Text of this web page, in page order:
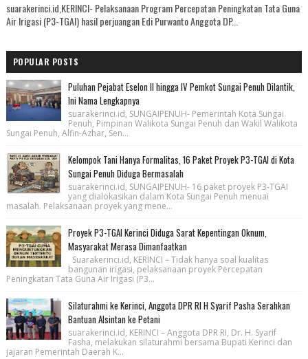
suarakerinci.id,KERINCI- Pelaksanaan Program Percepatan Peningkatan Tata Guna
Air Irigasi (P3-TGAI) hasil perjuangan Edi Purwanto Anggota DP...
POPULAR POSTS
Puluhan Pejabat Eselon II hingga IV Pemkot Sungai Penuh Dilantik,
Ini Nama Lengkapnya
suarakerinci.id, SUNGAIPENUH- Pemerintah Kota Sungai
Penuh, Pimpinan Walikota Sungai Penuh dan Wakil Walikota
Sungai Penuh, Alfin-Azhar, Sen...
Kelompok Tani Hanya Formalitas, 16 Paket Proyek P3-TGAI di Kota
Sungai Penuh Diduga Bermasalah
suarakerinci.id, SUNGAIPENUH- 16 paket proyek P3-TGAI
yang dialokasikan dalam Kota Sungai Penuh menuai
masalah. Pelaksanaan proyek yang mene...
Proyek P3-TGAI Kerinci Diduga Sarat Kepentingan Oknum,
Masyarakat Merasa Dimanfaatkan
Suarakerinci.id, KERINCI – Tidak hanya soal kualitas
bangunan irigasi, pelaksanaan proyek Percepatan
Peningkatan Tata Guna Air Irigasi (P3...
Silaturahmi ke Kerinci, Anggota DPR RI H Syarif Pasha Serahkan
Bantuan Alsintan ke Petani
suarakerinci.id, KERINCI – Anggota DPR RI, Dr. H. Syarif
Fasha, melakukan silaturahmi bersama Bupati Kerinci dan
jajaran Pemerintah Daerah K...